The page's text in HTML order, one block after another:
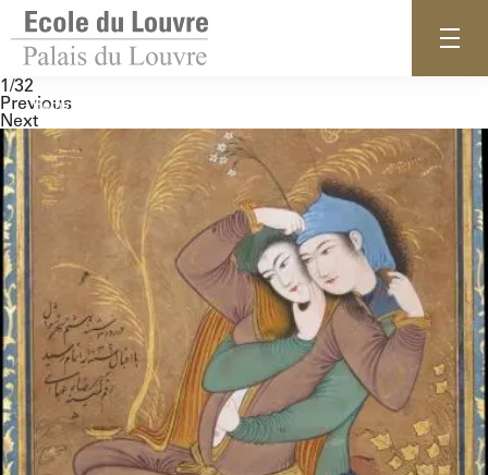
Home
1/32
Previous
Next